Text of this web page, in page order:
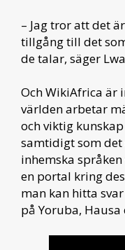
– Jag tror att det
tillgång till det
de talar, säger
Och WikiAfrica är
världen arbetar
och viktig
samtidigt som
inhemska
en portal kring
man kan hitta
på Yoruba, Hausa